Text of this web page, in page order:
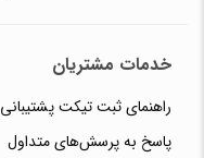
خدمات مشتریان
راهنمای ثبت تیکت پشتیبانی
پاسخ به پرسش‌های متداول